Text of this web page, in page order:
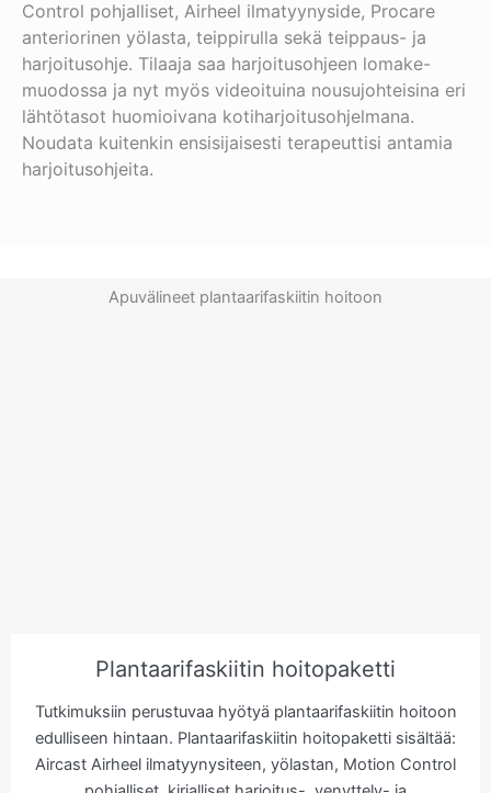
Control pohjalliset, Airheel ilmatyynyside, Procare
anteriorinen yölasta, teippirulla sekä teippaus- ja
harjoitusohje. Tilaaja saa harjoitusohjeen lomake-
muodossa ja nyt myös videoituina nousujohteisina eri
lähtötasot huomioivana kotiharjoitusohjelmana.
Noudata kuitenkin ensisijaisesti terapeuttisi antamia
harjoitusohjeita.
Apuvälineet plantaarifaskiitin hoitoon
Plantaarifaskiitin hoitopaketti
Tutkimuksiin perustuvaa hyötyä plantaarifaskiitin hoitoon
edulliseen hintaan. Plantaarifaskiitin hoitopaketti sisältää:
Aircast Airheel ilmatyynysiteen, yölastan, Motion Control